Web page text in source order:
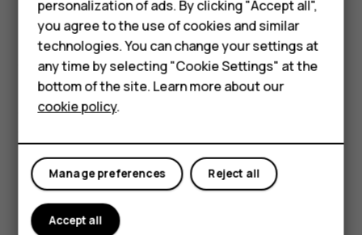
Accessories
HMD Terra M
For business
Tablets
सुविधाओं को सक्रिय करने के लिए, नोटिफिकेशन पैनल पर मौजूद त्वरित सेटिंग
आइकन पर टैप करें. अधिक आइकन देखने के लिए, मेनू को नीचे की ओर खींचें.
इन आइकनों को पुनः व्यवस्थित करने के लिए,
personalization of ads. By clicking "Accept all",
you agree to the use of cookies and similar
technologies. You can change your settings at
any time by selecting "Cookie Settings" at the
bottom of the site. Learn more about our
cookie policy.
Reject all
Manage preferences
Accept all